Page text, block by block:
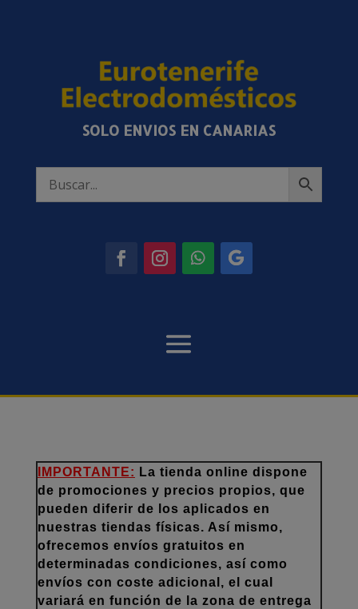
SOLO ENVIOS EN CANARIAS
IMPORTANTE: La tienda online dispone
de promociones y precios propios, que
pueden diferir de los aplicados en
nuestras tiendas físicas. Así mismo,
ofrecemos envíos gratuitos en
determinadas condiciones, así como
envíos con coste adicional, el cual
variará en función de la zona de entrega